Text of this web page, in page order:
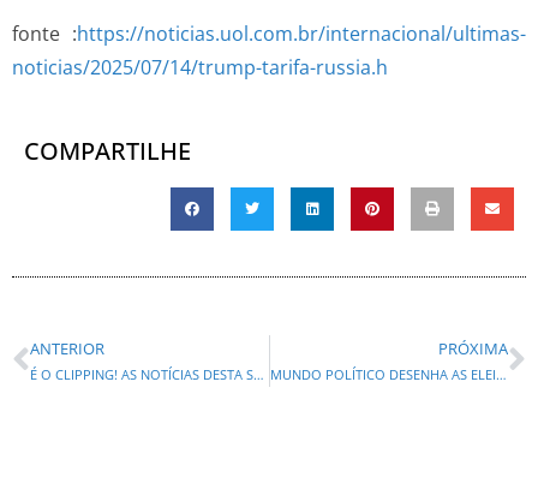
fonte :https://noticias.uol.com.br/internacional/ultimas-
noticias/2025/07/14/trump-tarifa-russia.h
COMPARTILHE
ANTERIOR
É O CLIPPING! AS NOTÍCIAS DESTA SEGUNDA-FEIRA (14) DO PARANÁ E DO BRASIL!
PRÓXIMA
MUNDO POLÍTICO DESENHA AS ELEIÇÕES DE 2026